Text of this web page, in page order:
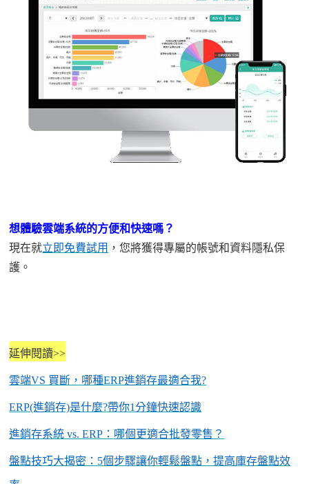
想體驗雲端系統的方便和快速嗎？
現在就立即免費試用 ，您將獲得專屬的帳號和資料隱私保
護。
延伸閱讀>>
雲端VS 買斷，哪種ERP進銷存最適合我?
ERP(進銷存)是什麼?帶你1分鐘快速認識
進銷存系統 vs. ERP：哪個更適合批發零售？
盤點技巧大揭密： 5個步驟讓你輕鬆盤點，提高庫存盤點效